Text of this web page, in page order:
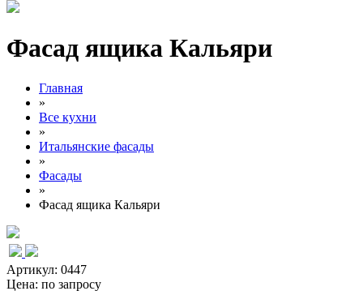
Фасад ящика Кальяри
Главная
»
Все кухни
»
Итальянские фасады
»
Фасады
»
Фасад ящика Кальяри
Артикул: 0447
Цена: по запросу